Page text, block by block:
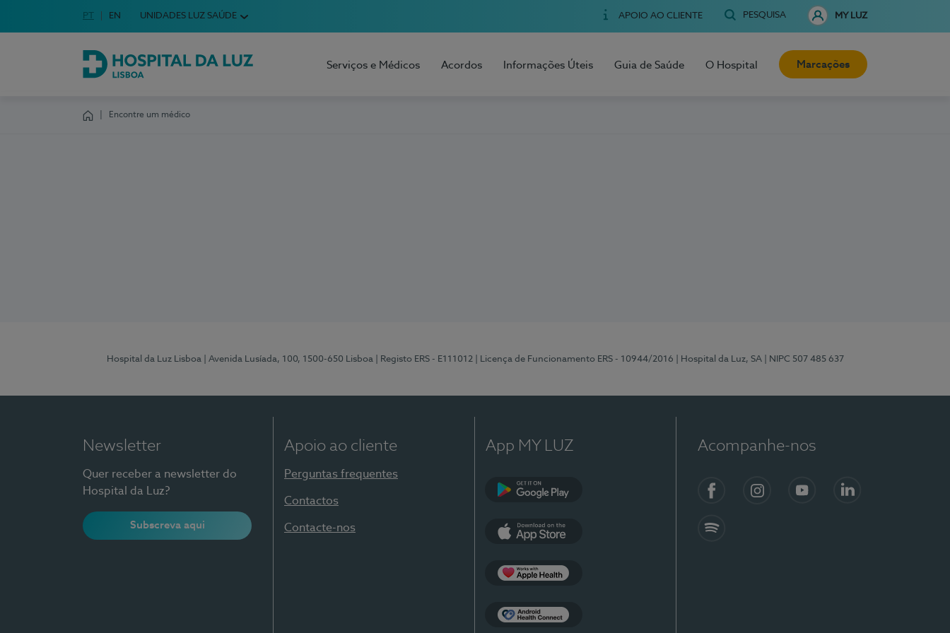
Escolha o seu idioma
Idioma em Português
PT English Language
EN UNIDADES LUZ SAÚDE APOIO AO CLIENTE PESQUISA MY LUZ
Hospital da Luz Lisboa
Serviços e Médicos Acordos Informações Úteis Guia de Saúde O Hospital Marcações
Encontre um médico
Hospital da Luz Lisboa | Avenida Lusíada, 100, 1500-650 Lisboa | Registo ERS - E111012 | Licença de Funcionamento ERS - 10944/2016 | Hospital da Luz, SA | NIPC 507 485 637
Newsletter
Quer receber a newsletter do
Hospital da Luz?
Subscreva aqui
Apoio ao cliente
Perguntas frequentes
Contactos
Contacte-nos
App MY LUZ Acompanhe-nos